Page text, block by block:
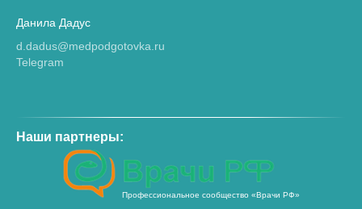
Данила Дадус
d.dadus@medpodgotovka.ru
Telegram
Наши партнеры:
Профессиональное сообщество «Врачи РФ»